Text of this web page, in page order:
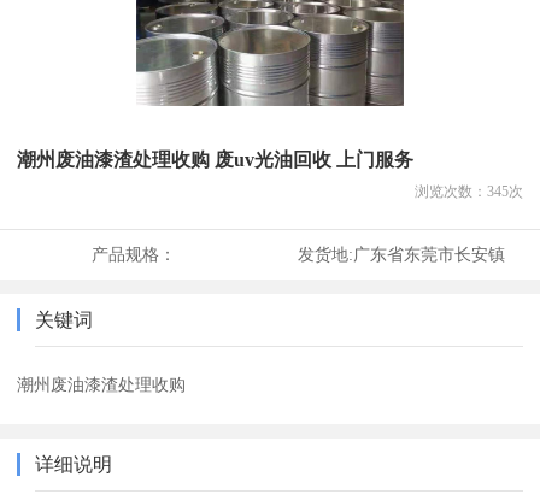
潮州废油漆渣处理收购 废uv光油回收 上门服务
浏览次数： 345次
产品规格： 发货地:广东省东莞市长安镇
关键词
潮州废油漆渣处理收购
详细说明